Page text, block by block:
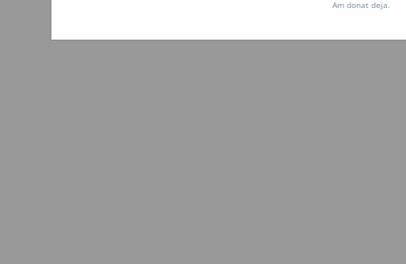
Hosterion
Am donat deja.